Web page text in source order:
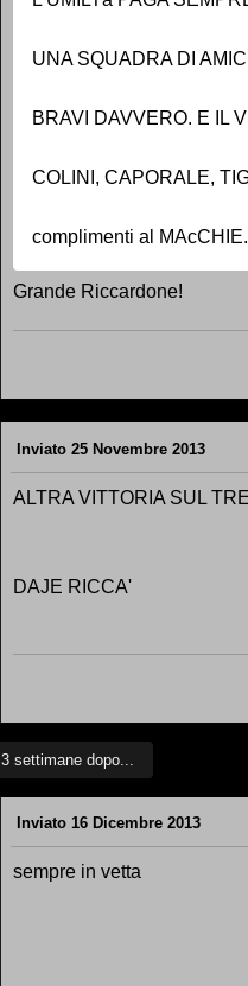
UNA SQUADRA DI
BRAVI DAVVERO. E IL
COLINI, CAPORALE,
complimenti al MAcCHIE.
Grande Riccardone!
Inviato 25 Novembre 2013
ALTRA VITTORIA SUL
DAJE RICCA'
3 settimane dopo...
Inviato 16 Dicembre 2013
sempre in vetta